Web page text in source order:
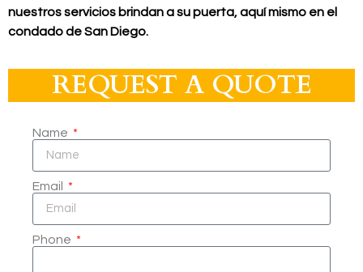
nuestros servicios brindan a su puerta, aquí mismo en el
condado de San Diego.
REQUEST A QUOTE
Name
Email
Phone